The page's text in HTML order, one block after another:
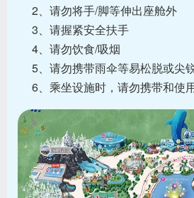
2、请勿将手/脚等伸出座舱外
3、请握紧安全扶手
4、请勿饮食/吸烟
5、请勿携带雨伞等易松脱或尖
6、乘坐设施时，请勿携带和使